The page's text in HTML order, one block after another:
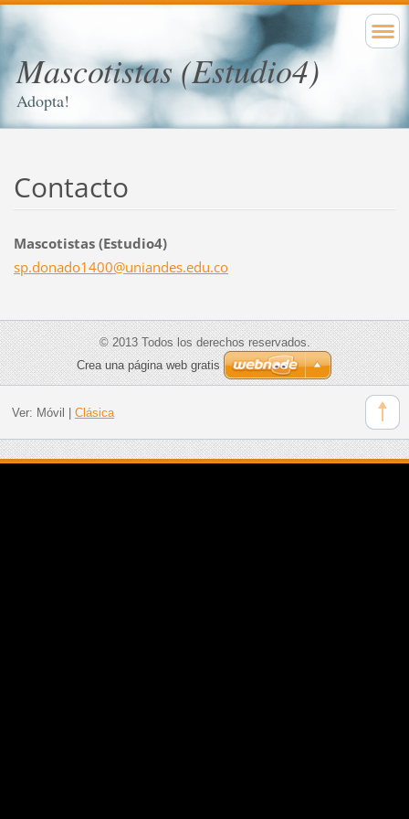
Mascotistas (Estudio4)
Adopta!
Contacto
Mascotistas (Estudio4)
sp.donado1400@uniandes.edu.co
© 2013 Todos los derechos reservados.
Crea una página web gratis
Ver: Móvil Clásica